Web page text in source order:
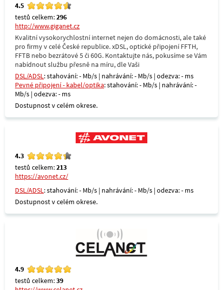
4.5
testů celkem:296
http://www.giganet.cz
Kvalitní vysokorychlostní internet nejen do domácnosti, ale také
pro firmy v celé České republice. xDSL, optické připojení FFTH,
FFTB nebo bezrátové 5 či 60G. Kontaktujte nás, pokusíme se Vám
nabídnout službu přesně na míru, dle Vaši
DSL/ADSL: stahování: - Mb/s | nahrávání: - Mb/s | odezva: - ms
Pevné připojení - kabel/optika: stahování: - Mb/s | nahrávání: -
Mb/s | odezva: - ms
Dostupnost v celém okrese.
4.3
testů celkem:213
https://avonet.cz/
DSL/ADSL: stahování: - Mb/s | nahrávání: - Mb/s | odezva: - ms
Dostupnost v celém okrese.
4.9
testů celkem:39